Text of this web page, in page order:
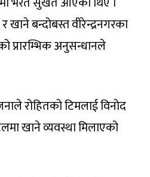
बन्दोबस्त वीरेन्द्रनगरका
प्रारम्भिक अनुसन्धानले
रोहितको टिमलाई विनोद
खाने व्यवस्था मिलाएको